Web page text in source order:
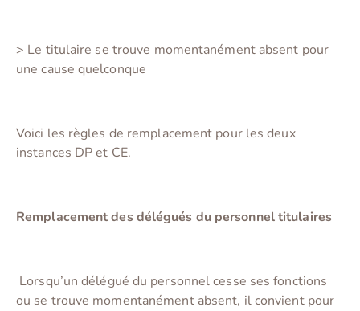
> Le titulaire se trouve momentanément absent pour
une cause quelconque
Voici les règles de remplacement pour les deux
instances DP et CE.
Remplacement des délégués du personnel titulaires
Lorsqu’un délégué du personnel cesse ses fonctions
ou se trouve momentanément absent, il convient pour